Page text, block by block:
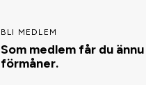
BLI MEDLEM
Som medlem får du
förmåner.